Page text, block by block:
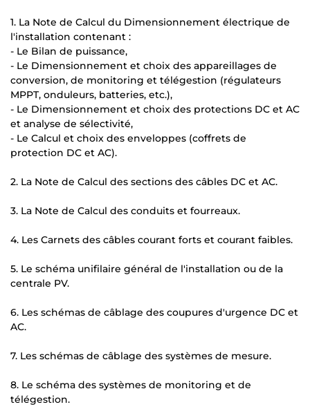
1. La Note de Calcul du Dimensionnement électrique de
l'installation contenant :
- Le Bilan de puissance,
- Le Dimensionnement et choix des appareillages de
conversion, de monitoring et télégestion (régulateurs
MPPT, onduleurs, batteries, etc.),
- Le Dimensionnement et choix des protections DC et AC
et analyse de sélectivité,
- Le Calcul et choix des enveloppes (coffrets de
protection DC et AC).
2. La Note de Calcul des sections des câbles DC et AC.
3. La Note de Calcul des conduits et fourreaux.
4. Les Carnets des câbles courant forts et courant faibles.
5. Le schéma unifilaire général de l'installation ou de la
centrale PV.
6. Les schémas de câblage des coupures d'urgence DC et
AC.
7. Les schémas de câblage des systèmes de mesure.
8. Le schéma des systèmes de monitoring et de
télégestion.